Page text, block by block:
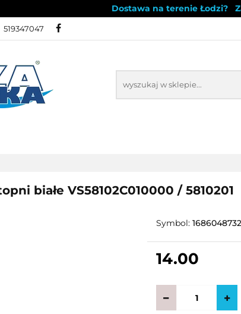
Dostawa na terenie Łodzi?
519347047
WYPRZEDAŻ NOWOŚCI
białe VS58102C010000 / 5810201
Symbol:
14.00